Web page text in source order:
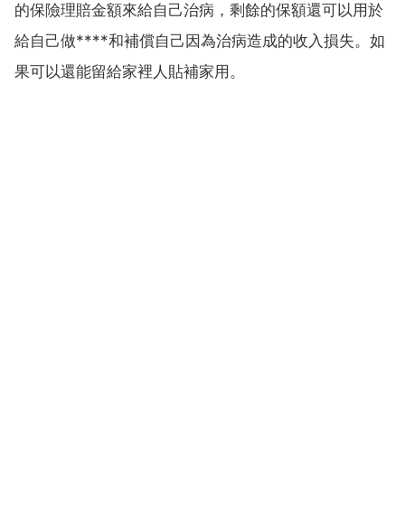
的保險理賠金額來給自己治病，剩餘的保額還可以用於
給自己做****和補償自己因為治病造成的收入損失。如
果可以還能留給家裡人貼補家用。